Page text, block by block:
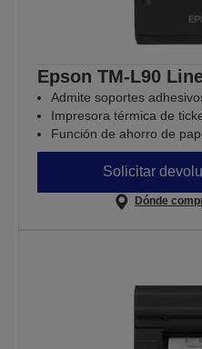
Epson TM-L90
Admite soportes
Impresora térmica de
Función de ahorro de
Solicitar
Dónde